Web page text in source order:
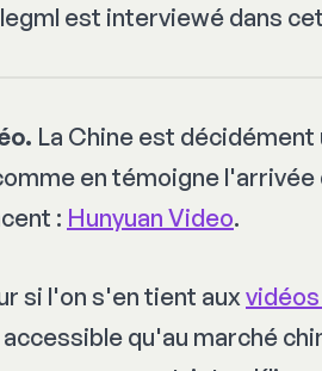
est interviewé dans
La Chine est
en témoigne l'arrivée
: Hunyuan Video.
si l'on s'en tient aux
qu'au marché